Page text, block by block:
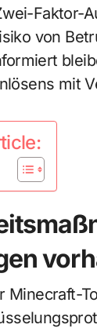
Faktor-
von
mit
Minecraft-